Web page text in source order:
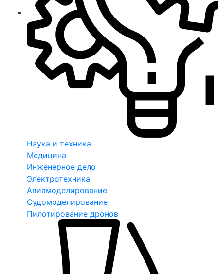
Наука и техника
Медицина
Инженерное дело
Электротехника
Авиамоделирование
Судомоделирование
Пилотирование дронов